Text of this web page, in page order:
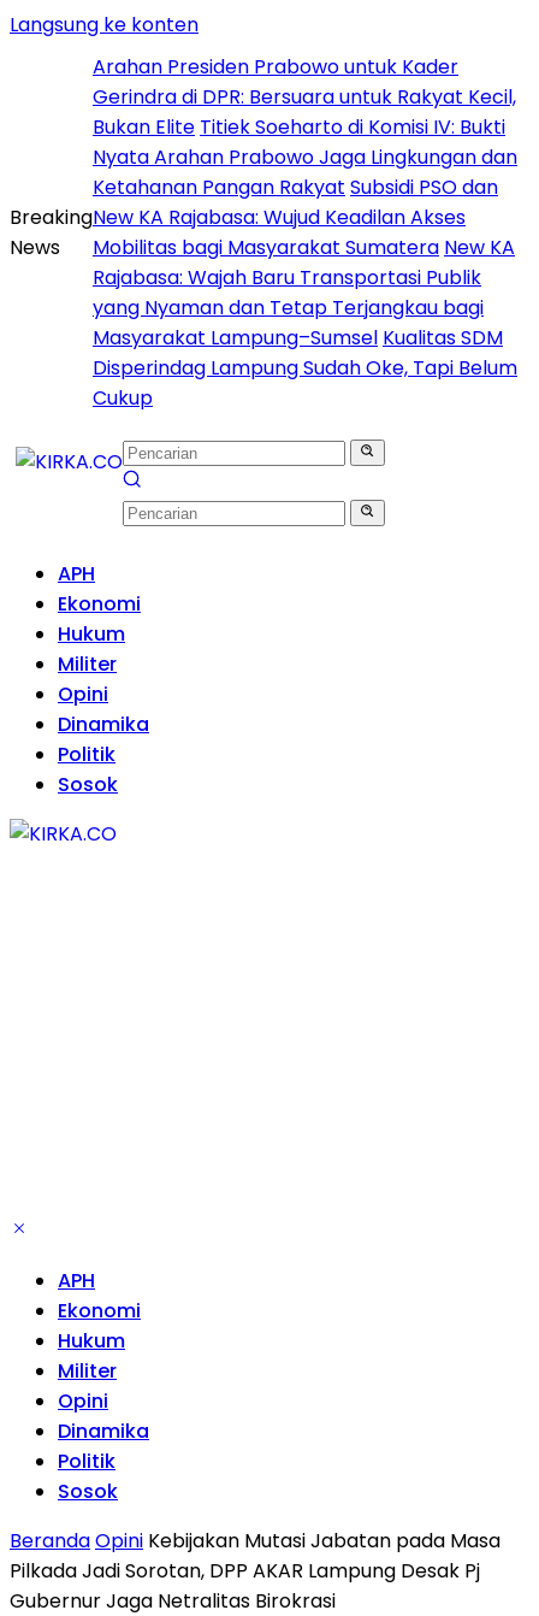
Langsung ke konten
Breaking
News
Arahan Presiden Prabowo untuk Kader
Gerindra di DPR: Bersuara untuk Rakyat Kecil,
Bukan Elite Titiek Soeharto di Komisi IV: Bukti
Nyata Arahan Prabowo Jaga Lingkungan dan
Ketahanan Pangan Rakyat Subsidi PSO dan
New KA Rajabasa: Wujud Keadilan Akses
Mobilitas bagi Masyarakat Sumatera New KA
Rajabasa: Wajah Baru Transportasi Publik
yang Nyaman dan Tetap Terjangkau bagi
Masyarakat Lampung–Sumsel Kualitas SDM
Disperindag Lampung Sudah Oke, Tapi Belum
Cukup
APH
Ekonomi
Hukum
Militer
Opini
Dinamika
Politik
Sosok
APH
Ekonomi
Hukum
Militer
Opini
Dinamika
Politik
Sosok
BerandaOpini Kebijakan Mutasi Jabatan pada Masa
Pilkada Jadi Sorotan, DPP AKAR Lampung Desak Pj
Gubernur Jaga Netralitas Birokrasi